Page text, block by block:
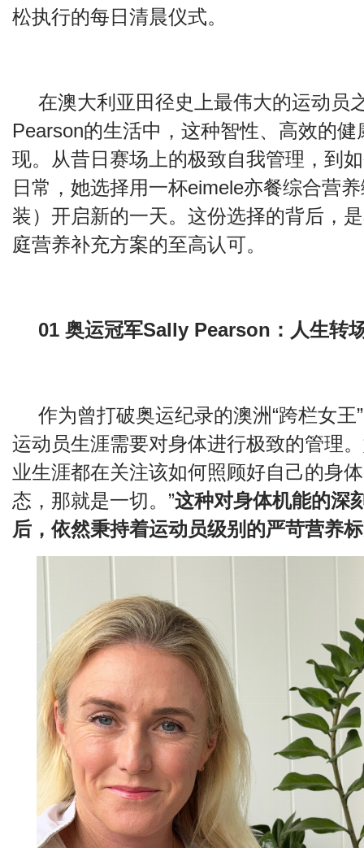
松执行的每日清晨仪式。
在澳大利亚田径史上最伟大的运动
Pearson的生活中，这种智性、高效的
现。从昔日赛场上的极致自我管理，到
日常，她选择用一杯eimele亦餐综合营
装）开启新的一天。这份选择的背后，
庭营养补充方案的至高认可。
01 奥运冠军Sally Pearson：人生转
作为曾打破奥运纪录的澳洲“跨栏女王
运动员生涯需要对身体进行极致的管理
业生涯都在关注该如何照顾好自己的身
态，那就是一切。”这种对身体机能的深
后，依然秉持着运动员级别的严苛营养